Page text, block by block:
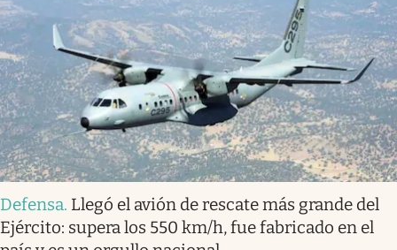
Defensa. Llegó el avión de rescate más grande del
Ejército: supera los 550 km/h, fue fabricado en el